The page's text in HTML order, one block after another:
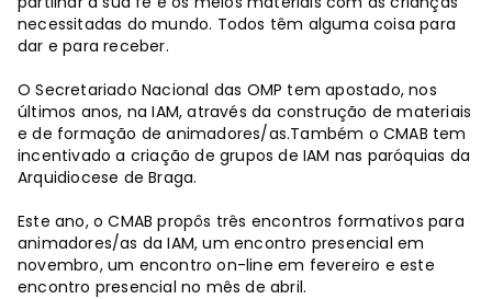
necessitadas do mundo. Todos têm alguma coisa para
dar e para receber.
O Secretariado Nacional das OMP tem apostado, nos
últimos anos, na IAM, através da construção de materiais
e de formação de animadores/as.Também o CMAB tem
incentivado a criação de grupos de IAM nas paróquias da
Arquidiocese de Braga.
Este ano, o CMAB propôs três encontros formativos para
animadores/as da IAM, um encontro presencial em
novembro, um encontro on-line em fevereiro e este
encontro presencial no mês de abril.